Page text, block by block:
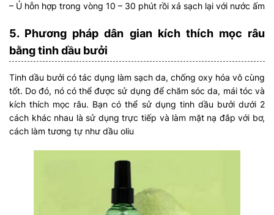
– Ủ hỗn hợp trong vòng 10 – 30 phút rồi xả sạch lại với nước ấm
5. Phương pháp dân gian kích thích mọc râu
bằng tinh dầu bưởi
Tinh dầu bưởi có tác dụng làm sạch da, chống oxy hóa vô cùng
tốt. Do đó, nó có thể được sử dụng để chăm sóc da, mái tóc và
kích thích mọc râu. Bạn có thể sử dụng tinh dầu bưởi dưới 2
cách khác nhau là sử dụng trực tiếp và làm mặt nạ đắp với bơ,
cách làm tương tự như dầu oliu